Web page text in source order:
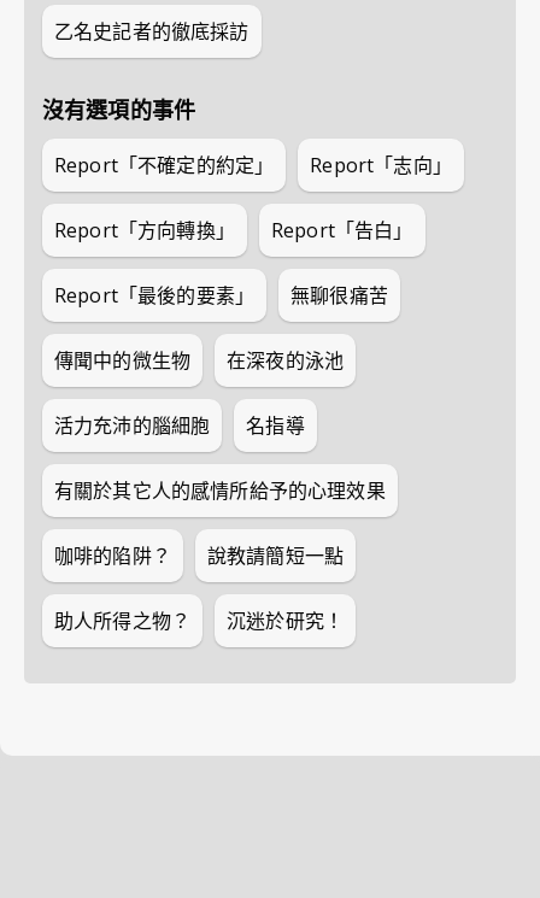
乙名史記者的徹底採訪
沒有選項的事件
Report「不確定的約定」 Report「志向」
Report「方向轉換」 Report「告白」
Report「最後的要素」 無聊很痛苦
傳聞中的微生物 在深夜的泳池
活力充沛的腦細胞 名指導
有關於其它人的感情所給予的心理效果
咖啡的陷阱？ 說教請簡短一點
助人所得之物？ 沉迷於研究！